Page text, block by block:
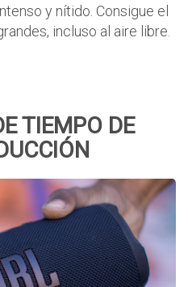
y nítido. Consigue el
incluso al aire libre.
TIEMPO DE